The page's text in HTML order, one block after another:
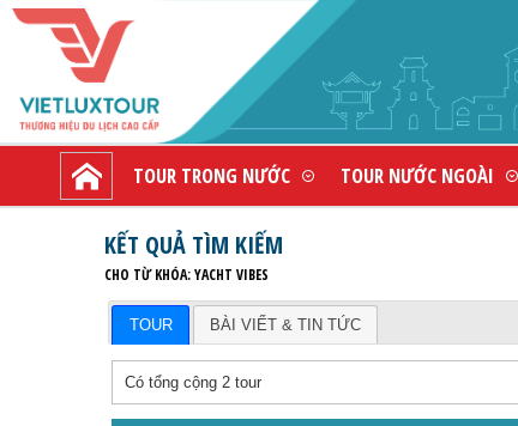
TOUR TRONG NƯỚC TOUR NƯỚC NGOÀI
KẾT QUẢ TÌM KIẾM
CHO TỪ KHÓA: YACHT VIBES
TOUR BÀI VIẾT & TIN TỨC
Có tổng cộng 2 tour